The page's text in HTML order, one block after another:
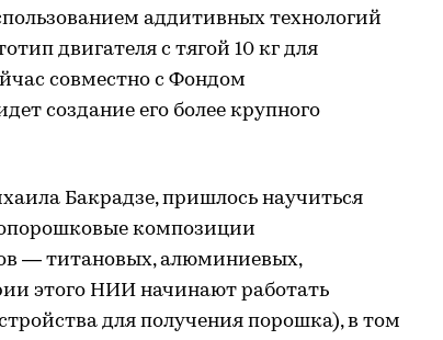
аддитивных технологий
двигателя с тягой 10 кг для
совместно с Фондом
создание его более крупного
Бакрадзе, пришлось научиться
композиции
— титановых, алюминиевых,
этого НИИ начинают работать
для получения порошка), в том